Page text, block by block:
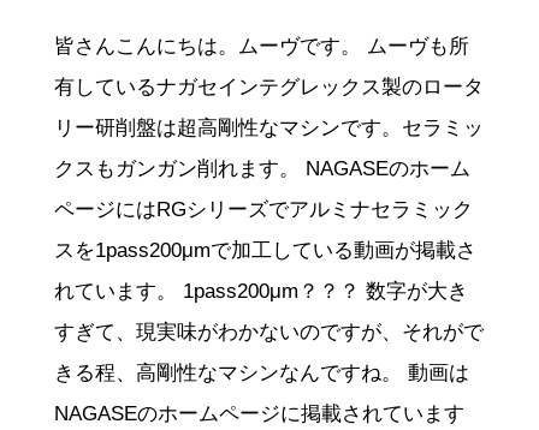
皆さんこんにちは。ムーヴです。 ムーヴも所
有しているナガセインテグレックス製のロータ
リー研削盤は超高剛性なマシンです。セラミッ
クスもガンガン削れます。 NAGASEのホーム
ページにはRGシリーズでアルミナセラミック
スを1pass200μmで加工している動画が掲載さ
れています。 1pass200μm？？？ 数字が大き
すぎて、現実味がわかないのですが、それがで
きる程、高剛性なマシンなんですね。 動画は
NAGASEのホームページに掲載されています